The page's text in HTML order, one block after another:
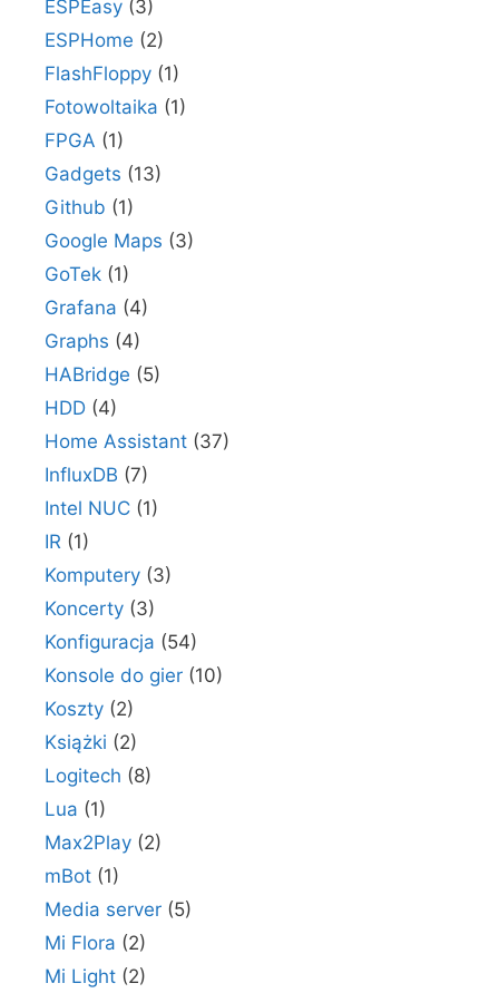
ESPEasy (3)
ESPHome (2)
FlashFloppy (1)
Fotowoltaika (1)
FPGA (1)
Gadgets (13)
Github (1)
Google Maps (3)
GoTek (1)
Grafana (4)
Graphs (4)
HABridge (5)
HDD (4)
Home Assistant (37)
InfluxDB (7)
Intel NUC (1)
IR (1)
Komputery (3)
Koncerty (3)
Konfiguracja (54)
Konsole do gier (10)
Koszty (2)
Książki (2)
Logitech (8)
Lua (1)
Max2Play (2)
mBot (1)
Media server (5)
Mi Flora (2)
Mi Light (2)